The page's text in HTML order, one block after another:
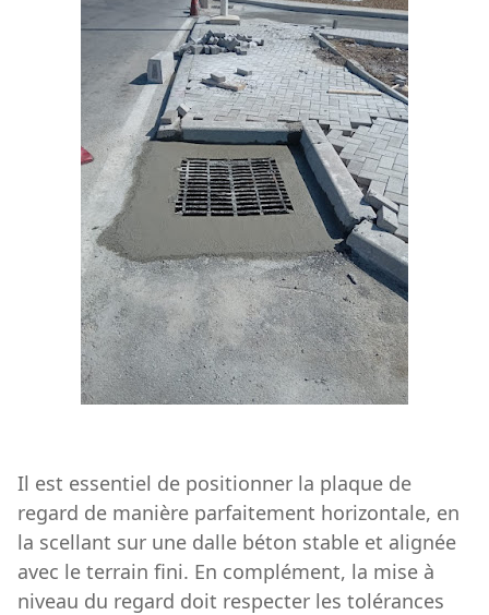
Il est essentiel de positionner la plaque de
regard de manière parfaitement horizontale, en
la scellant sur une dalle béton stable et alignée
avec le terrain fini. En complément, la mise à
niveau du regard doit respecter les tolérances